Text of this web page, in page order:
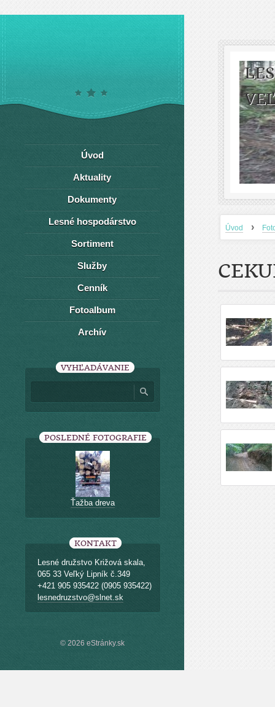
Úvod ›
Úvod
Aktuality
Dokumenty
Lesné hospodárstvo
Sortiment
Služby
Cenník
Fotoalbum
Archív
VYHĽADÁVANIE
POSLEDNÉ FOTOGRAFIE
Ťažba dreva
KONTAKT
Lesné družstvo Križová skala,
065 33 Veľký Lipník č.349
+421 905 935422 (0905 935422)
lesnedruzstvo@slnet.sk
© 2026 eStránky.sk